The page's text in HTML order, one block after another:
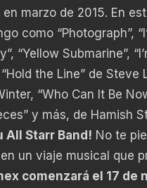
en marzo de 2015. En
como “Photograph”,
“Yellow Submarine”,
the Line” de Steve
“Who Can It Be
y más, de Hamish
All Starr Band! No te
un viaje musical que
comenzará el 17 de